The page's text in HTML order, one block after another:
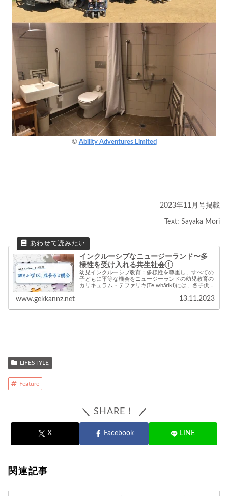
© Ability Adventures Limited
2023年11月号掲載
Text: Sayaka Mori
インクルーシブなニュージーランド〜多
様性を受け入れる共生社会①
幼児インクルーシブ教育：多様性を尊重し、すべての
子どもに平等な機会をニュージーランドの幼児教育の
カリキュラム・テファリキ(Te whāriki)には、各子供
され、プログラムを展開している。岸本...
www.gekkannz.net 13.11.2023
LIFESTYLE
Feature
SHARE！
X Facebook LINE
関連記事